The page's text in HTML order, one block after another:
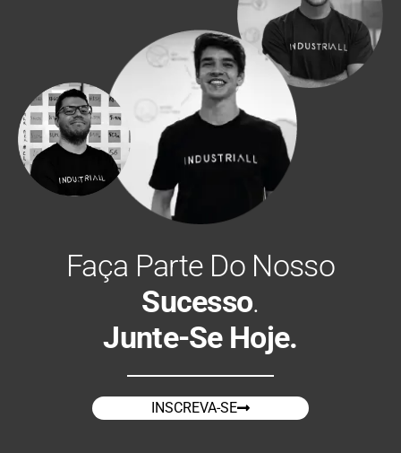
Faça Parte Do Nosso
Sucesso.
Junte-Se Hoje.
INSCREVA-SE